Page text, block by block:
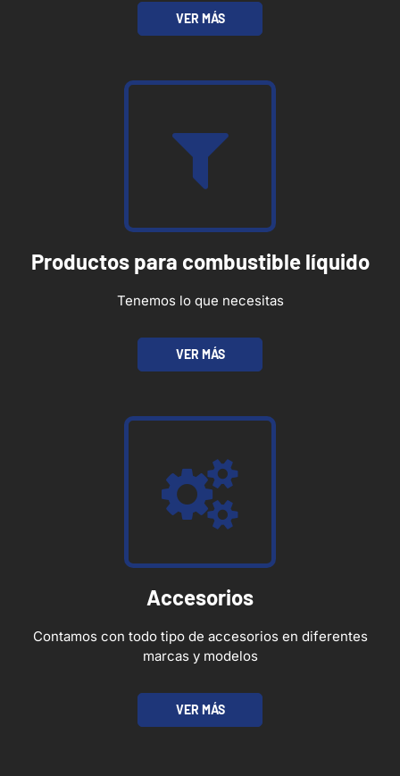
VER MÁS
Productos para combustible líquido
Tenemos lo que necesitas
VER MÁS
Accesorios
Contamos con todo tipo de accesorios en diferentes
marcas y modelos
VER MÁS